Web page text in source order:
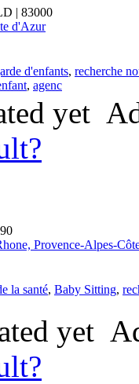
| 83000
d'Azur
d'enfants, recherche
, agenc
yet
Provence-Alpes-
la santé, Baby Sitting,
yet